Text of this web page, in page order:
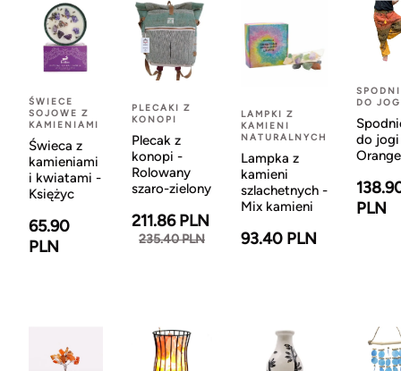
ŚWIECE
SOJOWE Z
KAMIENIAMI
Świeca z
kamieniami
i kwiatami -
Księżyc
65.90
PLN
PLECAKI Z
KONOPI
Plecak z
konopi -
Rolowany
szaro-zielony
211.86 PLN
235.40 PLN
LAMPKI Z
KAMIENI
NATURALNYCH
Lampka z
kamieni
szlachetnych -
Mix kamieni
93.40 PLN
DO
do
Orange
PLN